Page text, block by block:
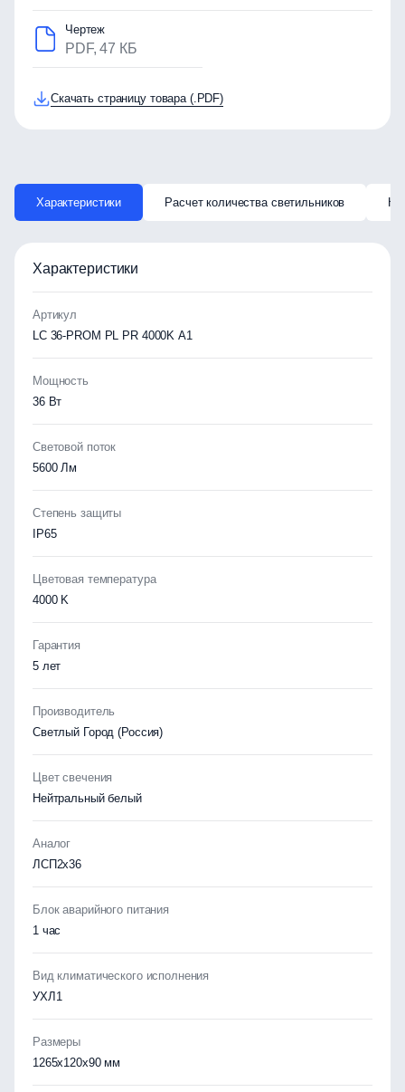
Чертеж
PDF, 47 КБ
Скачать страницу товара (.PDF)
Характеристики Расчет количества светильников
Характеристики
Артикул
LC 36-PROM PL PR 4000K A1
Мощность
36 Вт
Световой поток
5600 Лм
Степень защиты
IP65
Цветовая температура
4000 K
Гарантия
5 лет
Производитель
Светлый Город (Россия)
Цвет свечения
Нейтральный белый
Аналог
ЛСП2х36
Блок аварийного питания
1 час
Вид климатического исполнения
УХЛ1
Размеры
1265x120x90 мм